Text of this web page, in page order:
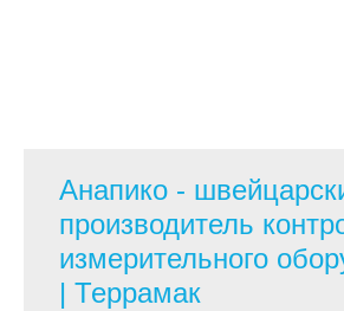
Анапико -
производитель
измерительного
| Террамак